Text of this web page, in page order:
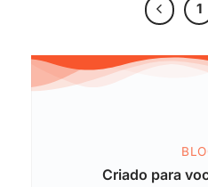
1
Criado para